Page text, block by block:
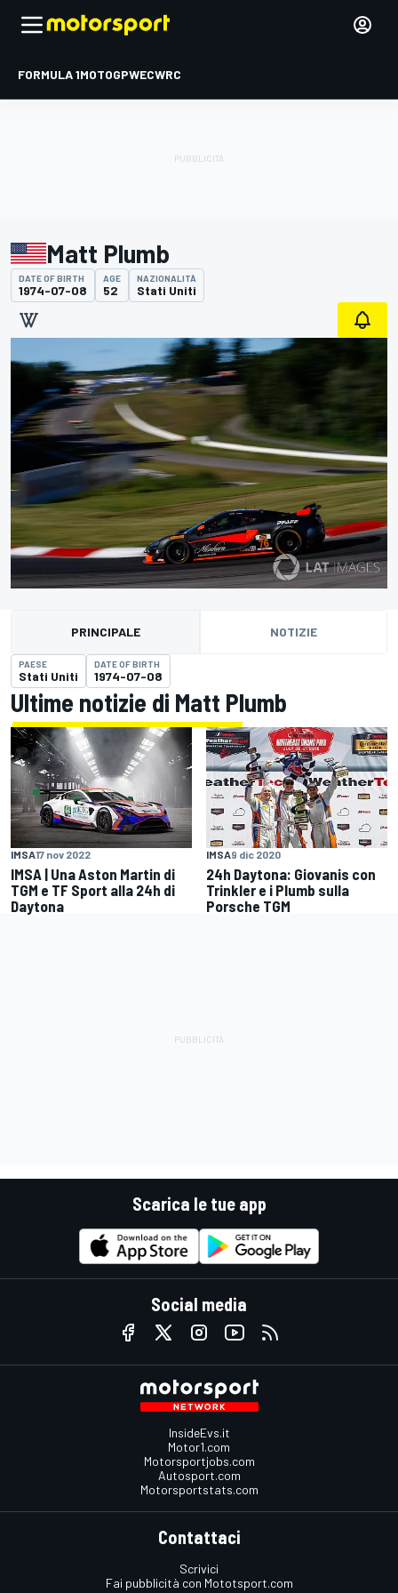
FORMULA 1MOTOGPWECWRC
Matt Plumb
DATE OF BIRTH
1974-07-08
AGE
52
NAZIONALITÀ
Stati Uniti
PRINCIPALE NOTIZIE
PAESE
Stati Uniti
DATE OF BIRTH
1974-07-08
Ultime notizie di Matt Plumb
IMSA17 nov 2022
IMSA | Una Aston Martin di
TGM e TF Sport alla 24h di
Daytona
IMSA9 dic 2020
24h Daytona: Giovanis con
Trinkler e i Plumb sulla
Porsche TGM
Scarica le tue app
Social media
InsideEvs.it
Motor1.com
Motorsportjobs.com
Autosport.com
Motorsportstats.com
Contattaci
Scrivici
Fai pubblicità con Mototsport.com